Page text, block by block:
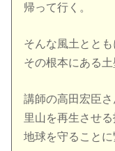
帰って行く。
そんな風土ととも
その根本にある
講師の高田宏臣さ
里山を再生させる
地球を守ることに